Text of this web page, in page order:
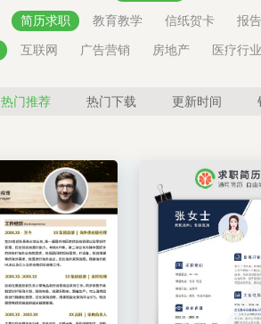
AE模板
简历求职 教育教学 信纸贺卡 报
互联网 广告营销 房地产 医疗行业
热门推荐 热门下载 更新时间